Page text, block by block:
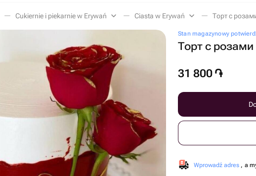
Cukiernie i piekarnie w Erywań Ciasta w Erywań Торт с
Stan magazynowy
Торт с розами
31 800 ֏
Wprowadź adres , a